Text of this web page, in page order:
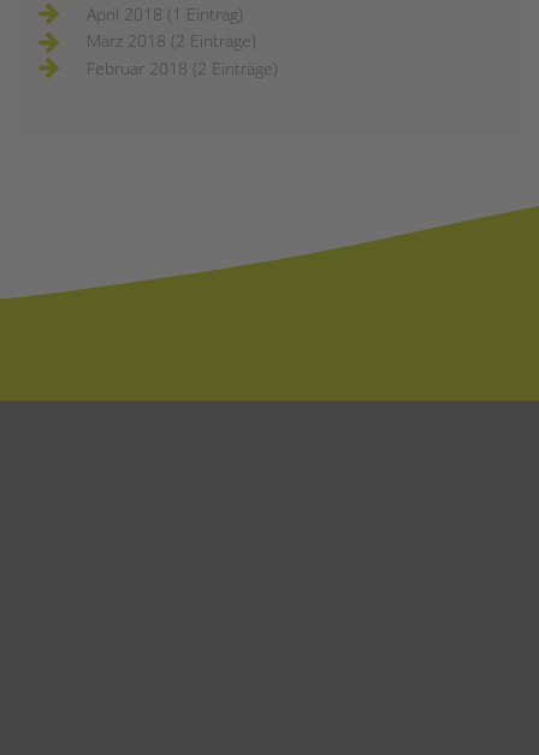
April 2018 (1 Eintrag)
März 2018 (2 Einträge)
Februar 2018 (2 Einträge)